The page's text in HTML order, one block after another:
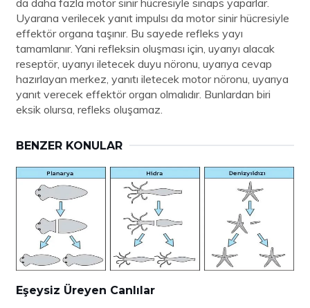
Uyarana verilecek yanıt impulsı da motor sinir hücresiyle
effektör organa taşınır. Bu sayede refleks yayı
tamamlanır. Yani refleksin oluşması için, uyarıyı alacak
reseptör, uyarıyı iletecek duyu nöronu, uyarıya cevap
hazırlayan merkez, yanıtı iletecek motor nöronu, uyarıya
yanıt verecek effektör organ olmalıdır. Bunlardan biri
eksik olursa, refleks oluşamaz.
BENZER KONULAR
Eşeysiz Üreyen Canlılar